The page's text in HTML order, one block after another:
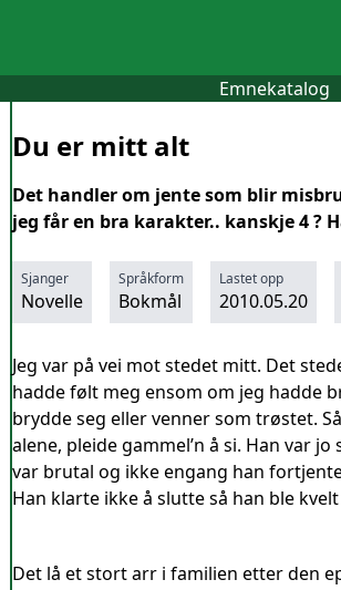
Emnekatalog
Du er mitt alt
Det handler om jente som blir
jeg får en bra karakter.. kanskje 4 ?
Sjanger
Novelle
Språkform
Bokmål
Lastet opp
2010.05.20
Jeg var på vei mot stedet mitt. Det
hadde følt meg ensom om jeg hadde
brydde seg eller venner som trøstet.
alene, pleide gammel’n å si. Han var
var brutal og ikke engang han
Han klarte ikke å slutte så han ble
Det lå et stort arr i familien etter den